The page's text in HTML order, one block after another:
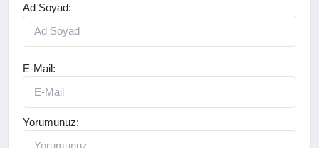
Ad Soyad:
E-Mail:
Yorumunuz: